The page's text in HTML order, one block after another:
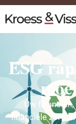
ESG
Uw
financiële